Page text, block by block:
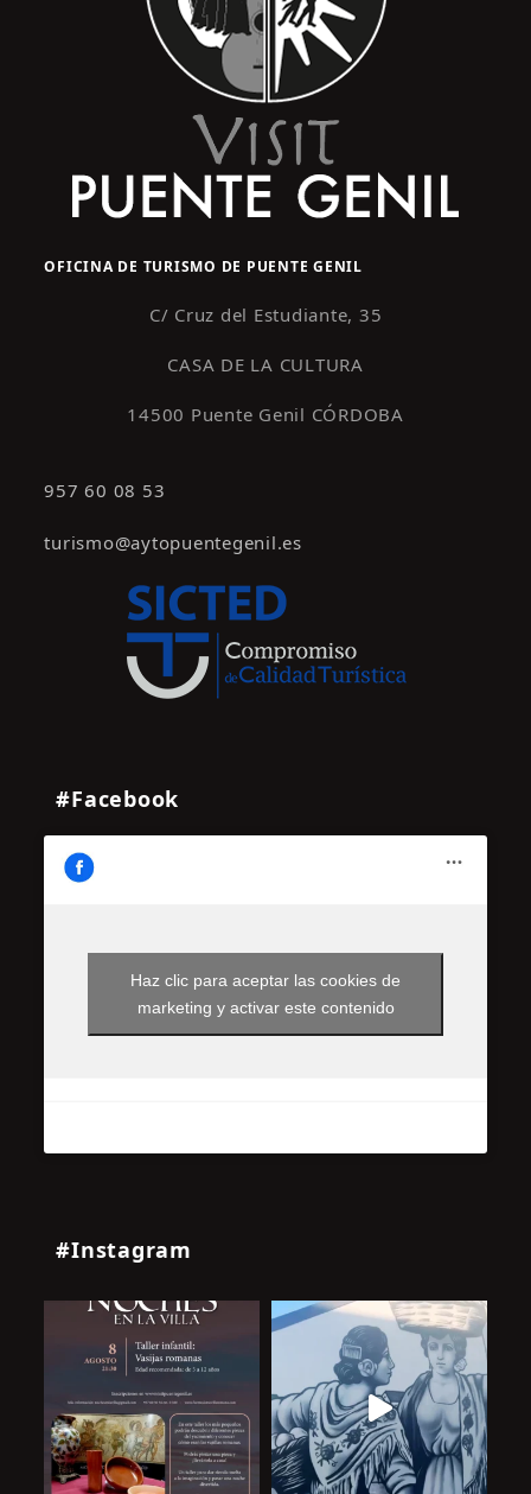
OFICINA DE TURISMO DE PUENTE GENIL
C/ Cruz del Estudiante, 35
CASA DE LA CULTURA
14500 Puente Genil CÓRDOBA
957 60 08 53
turismo@aytopuentegenil.es
#Facebook
Haz clic para aceptar las cookies de
marketing y activar este contenido
#Instagram